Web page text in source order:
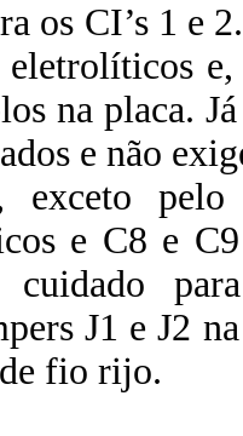
os CI’s 1 e
na placa.
e não
exceto
e C8 e
cuidado
J1 e J2
fio rijo.